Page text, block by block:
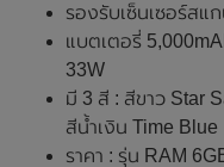
รองรับเซ็นเซอร์สแ
แบตเตอรี่
33W
มี 3 สี : สีขาว Star
สีน้ำเงิน Time Blue
ราคา : รุ่น RAM